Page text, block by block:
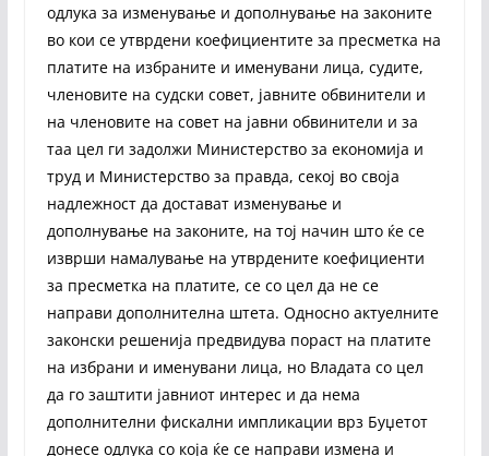
одлука за изменување и дополнување на законите
во кои се утврдени коефициентите за пресметка на
платите на избраните и именувани лица, судите,
членовите на судски совет, јавните обвинители и
на членовите на совет на јавни обвинители и за
таа цел ги задолжи Министерство за економија и
труд и Министерство за правда, секој во своја
надлежност да достават изменување и
дополнување на законите, на тој начин што ќе се
изврши намалување на утврдените коефициенти
за пресметка на платите, се со цел да не се
направи дополнителна штета. Односно актуелните
законски решенија предвидува пораст на платите
на избрани и именувани лица, но Владата со цел
да го заштити јавниот интерес и да нема
дополнителни фискални импликации врз Буџетот
донесе одлука со која ќе се направи измена и